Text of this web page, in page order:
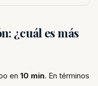
¿cuál es más
en 10 min. En términos